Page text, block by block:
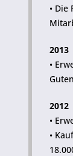
•
2013
•
2012
•
•